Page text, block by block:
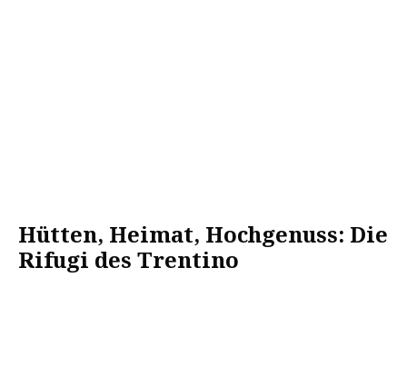
Hütten, Heimat, Hochgenuss: Die
Rifugi des Trentino